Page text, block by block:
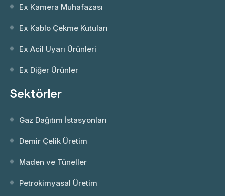
Ex Kamera Muhafazası
Ex Kablo Çekme Kutuları
Ex Acil Uyarı Ürünleri
Ex Diğer Ürünler
Sektörler
Gaz Dağıtım İstasyonları
Demir Çelik Üretim
Maden ve Tüneller
Petrokimyasal Üretim